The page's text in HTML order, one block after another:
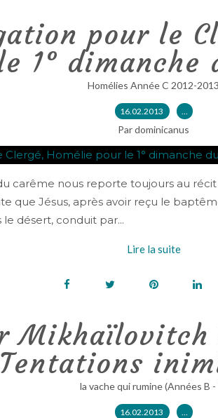
pour le
1° dimanche
Homélies Année C 2012-2013
16.02.2013 …
Par dominicanus
carême nous reporte toujours au
que Jésus, après avoir reçu le
désert, conduit par...
Lire la suite
Mikhaïlovitch
Tentations
la vache qui rumine (Années B -
16.02.2013 …